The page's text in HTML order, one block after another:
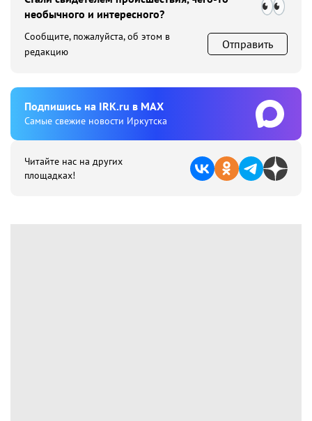
необычного и интересного?
Сообщите, пожалуйста, об этом в
редакцию
Отправить
Подпишиcь на IRK.ru в MAX
Cамые свежие новости Иркутска
Читайте нас на других
площадках!